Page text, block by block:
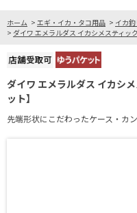
ホーム > エギ・イカ・タコ用品 > イカ
> ダイワ エメラルダス イカシメスティッ
ダイワ エメラルダス イカシ
ット】
先端形状にこだわったケース・カ